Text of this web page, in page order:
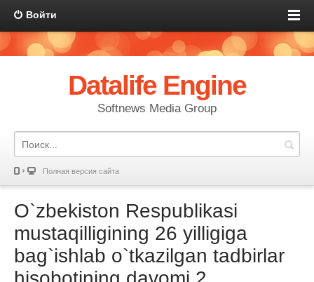
Войти
Datalife Engine
Softnews Media Group
Полная версия сайта
O`zbekiston Respublikasi
mustaqilligining 26 yilligiga
bag`ishlab o`tkazilgan tadbirlar